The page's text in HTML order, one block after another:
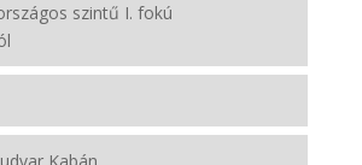
szintű I. fokú